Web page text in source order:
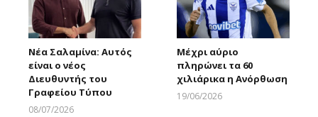
Νέα Σαλαμίνα: Αυτός
είναι ο νέος
Διευθυντής του
Γραφείου Τύπου
08/07/2026
Μέχρι αύριο
πληρώνει τα 60
χιλιάρικα η Ανόρθωση
19/06/2026